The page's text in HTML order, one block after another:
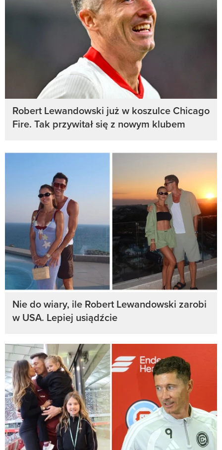
Robert Lewandowski już w koszulce Chicago
Fire. Tak przywitał się z nowym klubem
Nie do wiary, ile Robert Lewandowski zarobi
w USA. Lepiej usiądźcie